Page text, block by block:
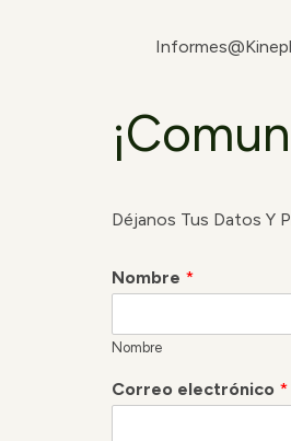
Déjanos Tus Datos Y
Nombre *
Nombre
Correo electrónico *